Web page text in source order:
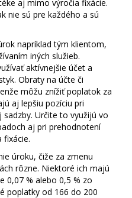
aj mimo výročia fixácie.
nie sú pre každého a sú
napríklad tým klientom,
iných služieb.
aktívnejšie účet a
Obraty na účte či
môžu znížiť poplatok za
aj lepšiu pozíciu pri
Určite to využijú vo
aj pri prehodnotení
fixácie.
úroku, čiže za zmenu
rôzne. Niektoré ich majú
0,07 % alebo 0,5 % zo
poplatky od 166 do 200